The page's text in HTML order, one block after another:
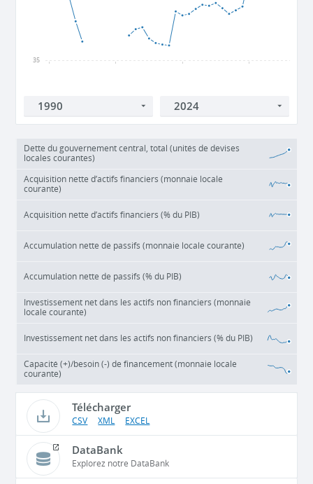
35
Dette du gouvernement central, total (unités de devises
locales courantes)
Acquisition nette d’actifs financiers (monnaie locale
courante)
Acquisition nette d’actifs financiers (% du PIB)
Accumulation nette de passifs (monnaie locale courante)
Accumulation nette de passifs (% du PIB)
Investissement net dans les actifs non financiers (monnaie
locale courante)
Investissement net dans les actifs non financiers (% du PIB)
Capacité (+)/besoin (-) de financement (monnaie locale
courante)
Télécharger
CSV XML EXCEL
DataBank
Explorez notre DataBank